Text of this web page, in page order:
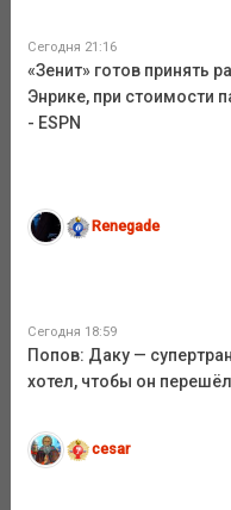
Сегодня 21:16
«Зенит» готов принять
Энрике, при стоимости
- ESPN
Renegade
Сегодня 18:59
Попов: Даку —
хотел, чтобы он
cesar